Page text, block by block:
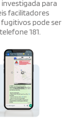
para
facilitadores
pode ser
181.